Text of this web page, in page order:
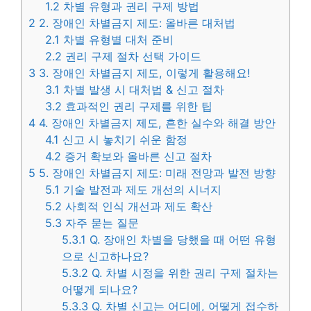
1.2 차별 유형과 권리 구제 방법
2 2. 장애인 차별금지 제도: 올바른 대처법
2.1 차별 유형별 대처 준비
2.2 권리 구제 절차 선택 가이드
3 3. 장애인 차별금지 제도, 이렇게 활용해요!
3.1 차별 발생 시 대처법 & 신고 절차
3.2 효과적인 권리 구제를 위한 팁
4 4. 장애인 차별금지 제도, 흔한 실수와 해결 방안
4.1 신고 시 놓치기 쉬운 함정
4.2 증거 확보와 올바른 신고 절차
5 5. 장애인 차별금지 제도: 미래 전망과 발전 방향
5.1 기술 발전과 제도 개선의 시너지
5.2 사회적 인식 개선과 제도 확산
5.3 자주 묻는 질문
5.3.1 Q. 장애인 차별을 당했을 때 어떤 유형
으로 신고하나요?
5.3.2 Q. 차별 시정을 위한 권리 구제 절차는
어떻게 되나요?
5.3.3 Q. 차별 신고는 어디에, 어떻게 접수하